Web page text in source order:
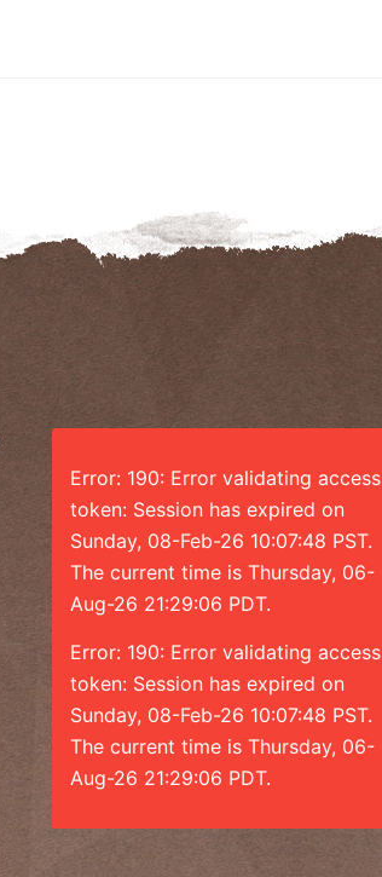
Error: 190: Error validating access
token: Session has expired on
Sunday, 08-Feb-26 10:07:48 PST.
The current time is Thursday, 06-
Aug-26 21:29:06 PDT.
Error: 190: Error validating access
token: Session has expired on
Sunday, 08-Feb-26 10:07:48 PST.
The current time is Thursday, 06-
Aug-26 21:29:06 PDT.